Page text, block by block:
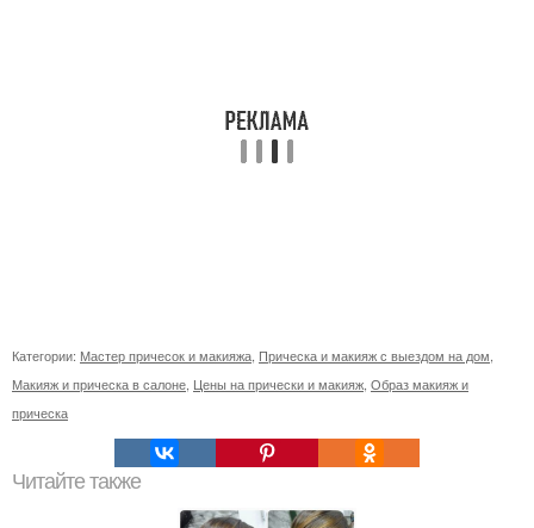
Категории: Мастер причесок и макияжа Прическа и макияж с выездом на дом
Макияж и прическа в салоне Цены на прически и макияж Образ макияж и
прическа
Читайте также